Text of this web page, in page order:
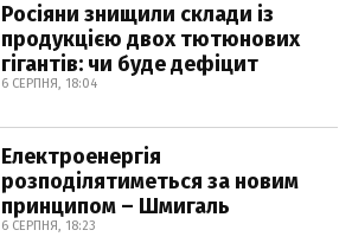
Росіяни знищили склади із
продукцією двох тютюнових
гігантів: чи буде дефіцит
6 СЕРПНЯ, 18:04
Електроенергія
розподілятиметься за новим
принципом – Шмигаль
6 СЕРПНЯ, 18:23